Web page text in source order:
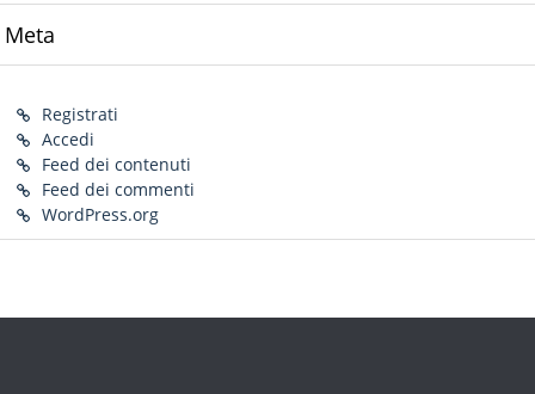
Meta
Registrati
Accedi
Feed dei contenuti
Feed dei commenti
WordPress.org